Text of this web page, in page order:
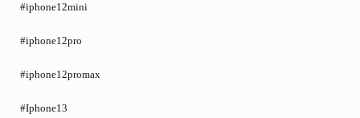
#iphone12mini
#iphone12pro
#iphone12promax
#Iphone13